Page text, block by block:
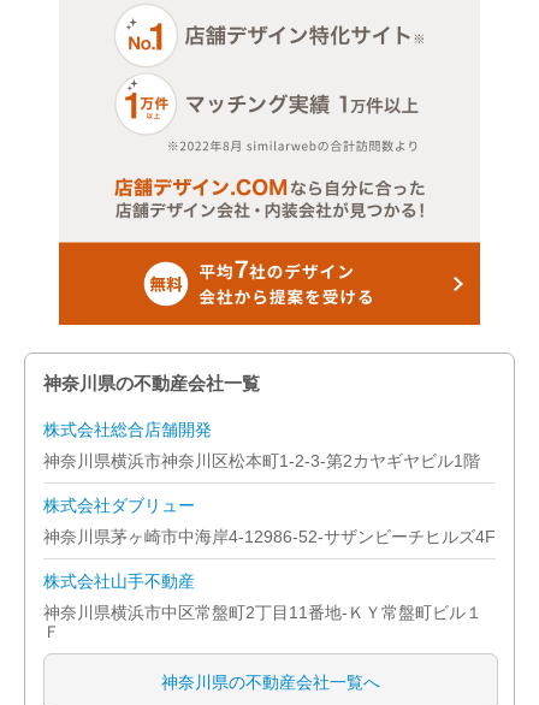
神奈川県の不動産会社一覧
株式会社総合店舗開発
神奈川県横浜市神奈川区松本町1-2-3-第2カヤギヤビル1階
株式会社ダブリュー
神奈川県茅ヶ崎市中海岸4-12986-52-サザンビーチヒルズ4F
株式会社山手不動産
神奈川県横浜市中区常盤町2丁目11番地-ＫＹ常盤町ビル１
Ｆ
神奈川県の不動産会社一覧へ